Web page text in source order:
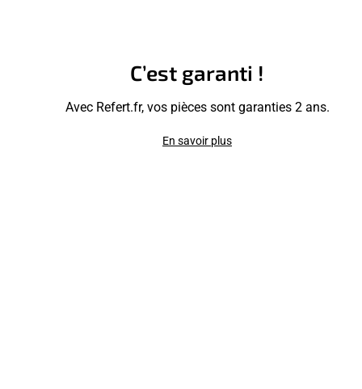
C’est garanti !
Avec Refert.fr, vos pièces sont garanties 2 ans.
En savoir plus